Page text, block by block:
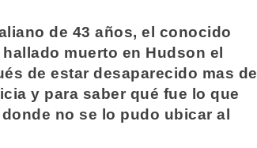
de 43 años, el conocido
muerto en Hudson el
de estar desaparecido mas de
y para saber qué fue lo que
no se lo pudo ubicar al